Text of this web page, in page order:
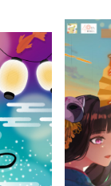
ニュース
レストラン・
TAX FREE
PARCOメンバー
한국어
ภาษาไทย
日本語